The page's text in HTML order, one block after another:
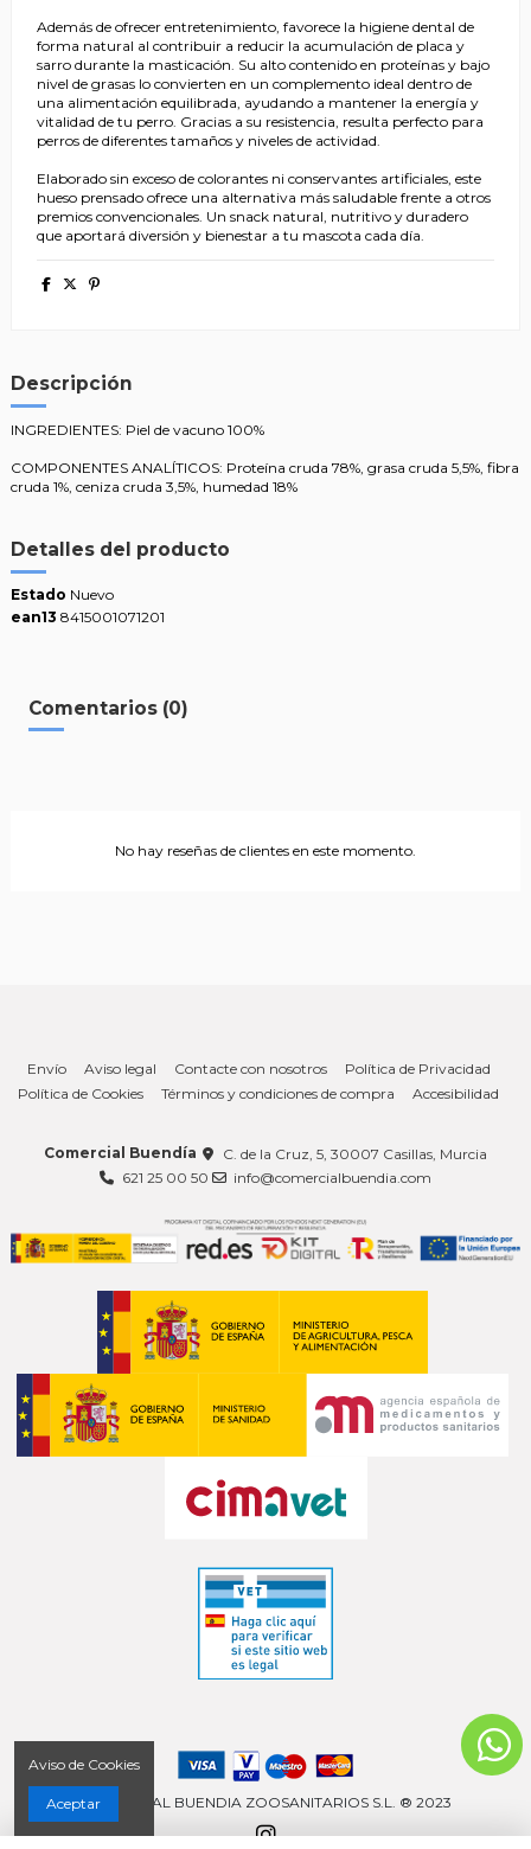
Además de ofrecer entretenimiento, favorece la higiene dental de
forma natural al contribuir a reducir la acumulación de placa y
sarro durante la masticación. Su alto contenido en proteínas y bajo
nivel de grasas lo convierten en un complemento ideal dentro de
una alimentación equilibrada, ayudando a mantener la energía y
vitalidad de tu perro. Gracias a su resistencia, resulta perfecto para
perros de diferentes tamaños y niveles de actividad.
Elaborado sin exceso de colorantes ni conservantes artificiales, este
hueso prensado ofrece una alternativa más saludable frente a otros
premios convencionales. Un snack natural, nutritivo y duradero
que aportará diversión y bienestar a tu mascota cada día.
Descripción
INGREDIENTES: Piel de vacuno 100%
COMPONENTES ANALÍTICOS: Proteína cruda 78%, grasa cruda 5,5%, fibra
cruda 1%, ceniza cruda 3,5%, humedad 18%
Detalles del producto
Estado Nuevo
ean13 8415001071201
Comentarios (0)
No hay reseñas de clientes en este momento.
Envío Aviso legal Contacte con nosotros
Política de Privacidad
Política de Cookies
Términos y condiciones de compra Accesibilidad
Comercial Buendía
C. de la Cruz, 5, 30007 Casillas, Murcia
621 25 00 50
info@comercialbuendia.com
COMERCIAL BUENDIA ZOOSANITARIOS S.L. ® 2023
Aviso de Cookies
Aceptar